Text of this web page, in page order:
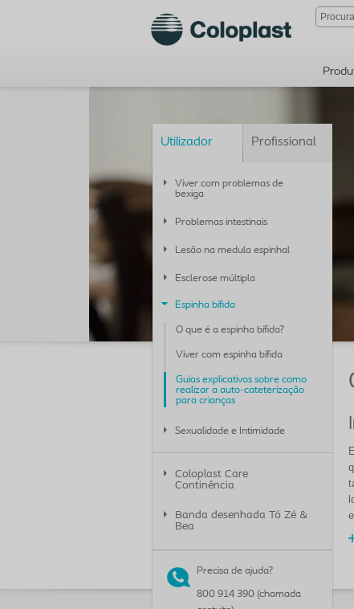
Utilizador
Viver com problemas de
bexiga
Problemas intestinais
Lesão na medula espinhal
Esclerose múltipla
Espinha bífida
O que é a espinha bífida?
Viver com espinha bífida
Guias explicativos sobre como
realizar a auto-cateterização
para crianças
Sexualidade e Intimidade
Profissional
Coloplast Care
Continência
Banda desenhada Tó Zé &
Bea
Precisa de ajuda?
800 914 390 (chamada